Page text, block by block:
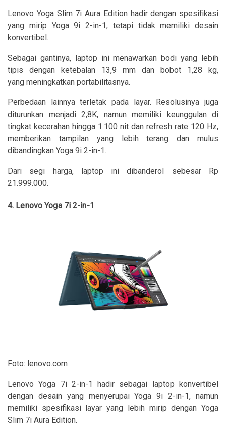
Lenovo Yoga Slim 7i Aura Edition hadir dengan spesifikasi
yang mirip Yoga 9i 2-in-1, tetapi tidak memiliki desain
konvertibel.
Sebagai gantinya, laptop ini menawarkan bodi yang lebih
tipis dengan ketebalan 13,9 mm dan bobot 1,28 kg,
yang meningkatkan portabilitasnya.
Perbedaan lainnya terletak pada layar. Resolusinya juga
diturunkan menjadi 2,8K, namun memiliki keunggulan di
tingkat kecerahan hingga 1.100 nit dan refresh rate 120 Hz,
memberikan tampilan yang lebih terang dan mulus
dibandingkan Yoga 9i 2-in-1.
Dari segi harga, laptop ini dibanderol sebesar Rp
21.999.000.
4. Lenovo Yoga 7i 2-in-1
Foto: lenovo.com
Lenovo Yoga 7i 2-in-1 hadir sebagai laptop konvertibel
dengan desain yang menyerupai Yoga 9i 2-in-1, namun
memiliki spesifikasi layar yang lebih mirip dengan Yoga
Slim 7i Aura Edition.